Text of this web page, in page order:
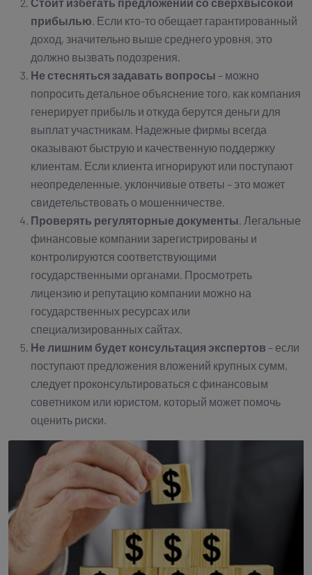
прибылью . Если кто-то обещает гарантированный
доход, значительно выше среднего уровня, это
должно вызвать подозрения.
Не стесняться задавать вопросы – можно
попросить детальное объяснение того, как компания
генерирует прибыль и откуда берутся деньги для
выплат участникам. Надежные фирмы всегда
оказывают быструю и качественную поддержку
клиентам. Если клиента игнорируют или поступают
неопределенные, уклончивые ответы – это может
свидетельствовать о мошенничестве.
Проверять регуляторные документы . Легальные
финансовые компании зарегистрированы и
контролируются соответствующими
государственными органами. Просмотреть
лицензию и репутацию компании можно на
государственных ресурсах или
специализированных сайтах.
Не лишним будет консультация экспертов – если
поступают предложения вложений крупных сумм,
следует проконсультироваться с финансовым
советником или юристом, который может помочь
оценить риски.